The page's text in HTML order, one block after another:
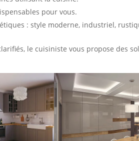
pour vous.
: style moderne, industriel,
le cuisiniste vous propose des